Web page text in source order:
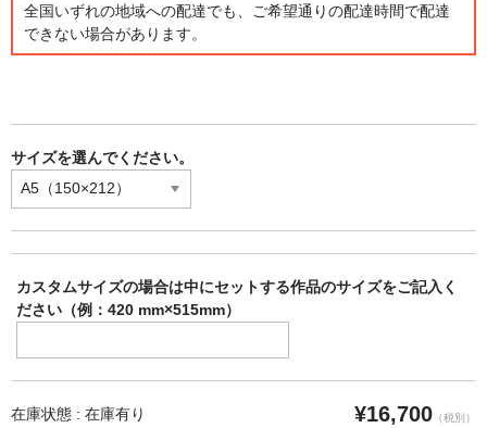
全国いずれの地域への配達でも、ご希望通りの配達時間で配達
できない場合があります。
サイズを選んでください。
カスタムサイズの場合は中にセットする作品のサイズをご記入く
ださい（例：420 mm×515mm）
在庫状態 : 在庫有り ¥16,700 （税別）